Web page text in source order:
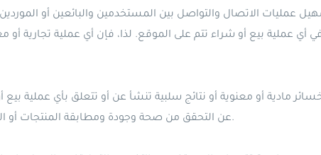
أي عملية بيع أو شراء تتم على الموقع. لذا، فإن أي عملية تجارية
مادية أو معنوية أو نتائج سلبية تنشأ عن أو تتعلق بأي عملية
عن التحقق من صحة وجودة ومطابقة المنتجات أو الخدمات المعروضة، وأن يتخذوا الاحتياطات اللازمة قبل القيام بأي عملية تجارية.